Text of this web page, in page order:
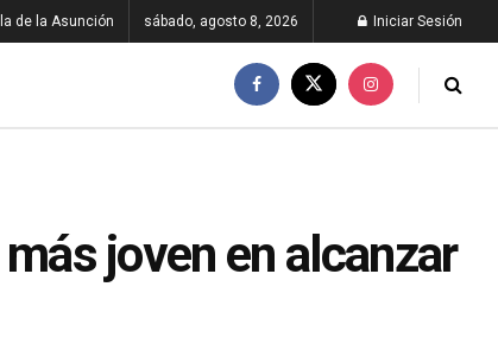
de la Asunción sábado, agosto 8, 2026 Iniciar Sesión
joven en alcanzar